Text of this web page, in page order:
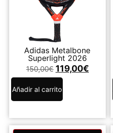
Adidas Metalbone
Superlight 2026
150,00€ 119,00€
Añadir al carrito